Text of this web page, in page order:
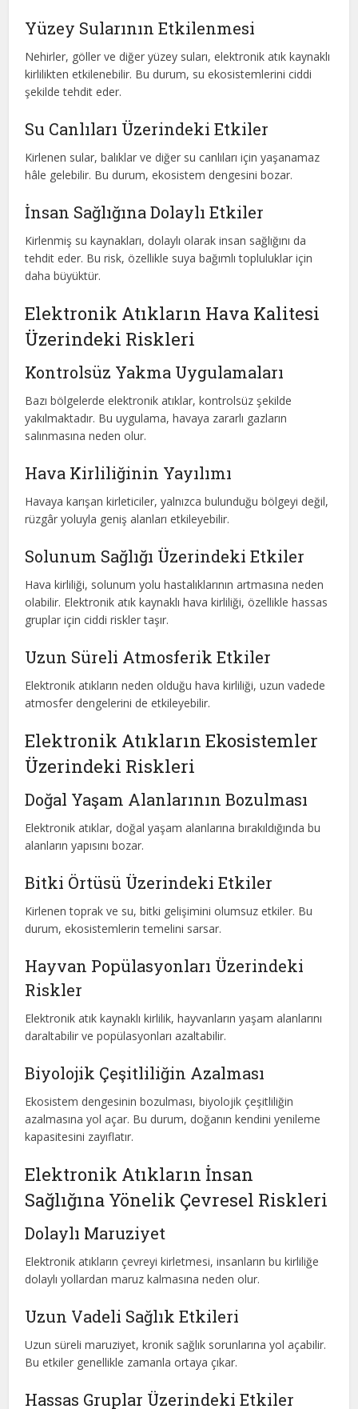
Yüzey Sularının Etkilenmesi
Nehirler, göller ve diğer yüzey suları, elektronik atık kaynaklı
kirlilikten etkilenebilir. Bu durum, su ekosistemlerini ciddi
şekilde tehdit eder.
Su Canlıları Üzerindeki Etkiler
Kirlenen sular, balıklar ve diğer su canlıları için yaşanamaz
hâle gelebilir. Bu durum, ekosistem dengesini bozar.
İnsan Sağlığına Dolaylı Etkiler
Kirlenmiş su kaynakları, dolaylı olarak insan sağlığını da
tehdit eder. Bu risk, özellikle suya bağımlı topluluklar için
daha büyüktür.
Elektronik Atıkların Hava Kalitesi
Üzerindeki Riskleri
Kontrolsüz Yakma Uygulamaları
Bazı bölgelerde elektronik atıklar, kontrolsüz şekilde
yakılmaktadır. Bu uygulama, havaya zararlı gazların
salınmasına neden olur.
Hava Kirliliğinin Yayılımı
Havaya karışan kirleticiler, yalnızca bulunduğu bölgeyi değil,
rüzgâr yoluyla geniş alanları etkileyebilir.
Solunum Sağlığı Üzerindeki Etkiler
Hava kirliliği, solunum yolu hastalıklarının artmasına neden
olabilir. Elektronik atık kaynaklı hava kirliliği, özellikle hassas
gruplar için ciddi riskler taşır.
Uzun Süreli Atmosferik Etkiler
Elektronik atıkların neden olduğu hava kirliliği, uzun vadede
atmosfer dengelerini de etkileyebilir.
Elektronik Atıkların Ekosistemler
Üzerindeki Riskleri
Doğal Yaşam Alanlarının Bozulması
Elektronik atıklar, doğal yaşam alanlarına bırakıldığında bu
alanların yapısını bozar.
Bitki Örtüsü Üzerindeki Etkiler
Kirlenen toprak ve su, bitki gelişimini olumsuz etkiler. Bu
durum, ekosistemlerin temelini sarsar.
Hayvan Popülasyonları Üzerindeki
Riskler
Elektronik atık kaynaklı kirlilik, hayvanların yaşam alanlarını
daraltabilir ve popülasyonları azaltabilir.
Biyolojik Çeşitliliğin Azalması
Ekosistem dengesinin bozulması, biyolojik çeşitliliğin
azalmasına yol açar. Bu durum, doğanın kendini yenileme
kapasitesini zayıflatır.
Elektronik Atıkların İnsan
Sağlığına Yönelik Çevresel Riskleri
Dolaylı Maruziyet
Elektronik atıkların çevreyi kirletmesi, insanların bu kirliliğe
dolaylı yollardan maruz kalmasına neden olur.
Uzun Vadeli Sağlık Etkileri
Uzun süreli maruziyet, kronik sağlık sorunlarına yol açabilir.
Bu etkiler genellikle zamanla ortaya çıkar.
Hassas Gruplar Üzerindeki Etkiler